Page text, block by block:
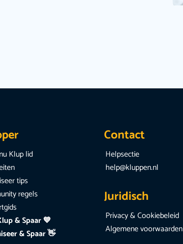
Klup lid
tips
regels
& Spaar 💙
& Spaar 👋
Contact
Helpsectie
help@kluppen.nl
Juridisch
Privacy & Cookiebeleid
Algemene voorwaarden